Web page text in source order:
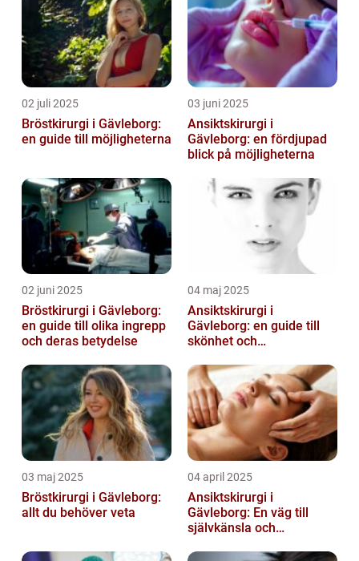
02 juli 2025
Bröstkirurgi i Gävleborg:
en guide till möjligheterna
03 juni 2025
Ansiktskirurgi i
Gävleborg: en fördjupad
blick på möjligheterna
02 juni 2025
Bröstkirurgi i Gävleborg:
en guide till olika ingrepp
och deras betydelse
04 maj 2025
Ansiktskirurgi i
Gävleborg: en guide till
skönhet och
03 maj 2025
Bröstkirurgi i Gävleborg:
allt du behöver veta
04 april 2025
Ansiktskirurgi i
Gävleborg: En väg till
självkänsla och